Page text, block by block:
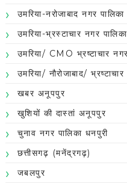
उमरिया-नरोजाबाद नगर पालिका
उमरिया-भ्रस्टाचार नगर पालिका
उमरिया/ CMO भ्रष्टाचार नगर
उमरिया/ नौरोजाबाद/ भ्रष्टाचार
खबर अनूपपुर
खुशियों की दास्तां अनूपपुर
चुनाव नगर पालिका धनपुरी
छत्तीसगढ़ (मनेंद्रगढ़)
जबलपुर